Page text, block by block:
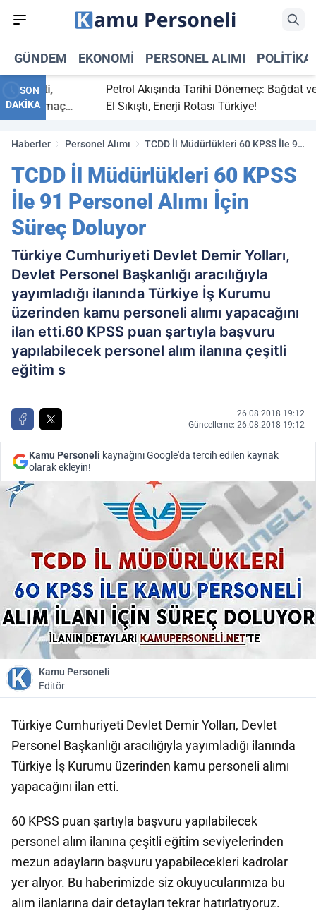
GÜNDEM EKONOMI PERSONEL ALIMI POLITIKA
SON
DAKİKA
bitti,
maç
Petrol Akışında Tarihi Dönemeç: Bağdat ve
El Sıkıştı, Enerji Rotası Türkiye!
Haberler Personel Alımı
TCDD İl Müdürlükleri 60 KPSS İle 91
TCDD İl Müdürlükleri 60 KPSS
İle 91 Personel Alımı İçin
Süreç Doluyor
Türkiye Cumhuriyeti Devlet Demir Yolları,
Devlet Personel Başkanlığı aracılığıyla
yayımladığı ilanında Türkiye İş Kurumu
üzerinden kamu personeli alımı yapacağını
ilan etti.60 KPSS puan şartıyla başvuru
yapılabilecek personel alım ilanına çeşitli
eğitim s
26.08.2018 19:12
Güncelleme: 26.08.2018 19:12
Kamu Personeli kaynağını Google'da tercih edilen kaynak
olarak ekleyin!
Kamu Personeli
Editör
Türkiye Cumhuriyeti Devlet Demir Yolları, Devlet
Personel Başkanlığı aracılığıyla yayımladığı ilanında
Türkiye İş Kurumu üzerinden kamu personeli alımı
yapacağını ilan etti.
60 KPSS puan şartıyla başvuru yapılabilecek
personel alım ilanına çeşitli eğitim seviyelerinden
mezun adayların başvuru yapabilecekleri kadrolar
yer alıyor. Bu haberimizde siz okuyucularımıza bu
alım ilanlarına dair detayları tekrar hatırlatıyoruz.